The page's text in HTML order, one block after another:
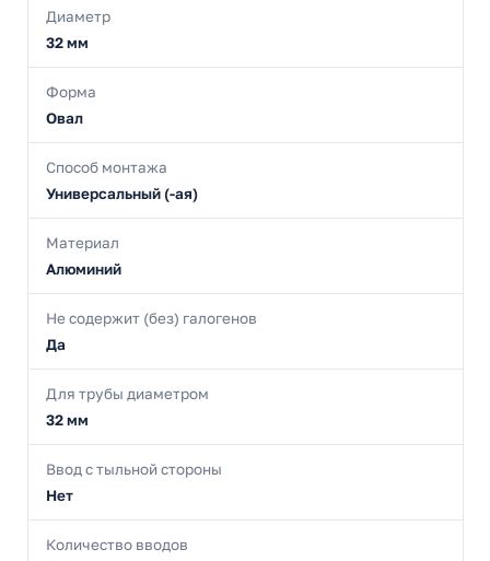
Диаметр
32 мм
Форма
Овал
Способ монтажа
Универсальный (-ая)
Материал
Алюминий
Не содержит (без) галогенов
Да
Для трубы диаметром
32 мм
Ввод с тыльной стороны
Нет
Количество вводов